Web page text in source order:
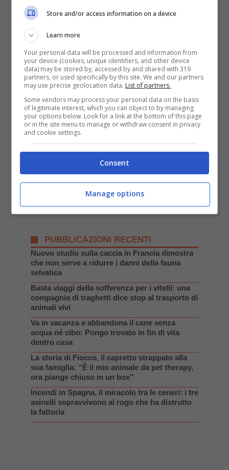
SCOPRI LE RAZZE,
Pagine:1 2 3 4
PUBBLICAZIONI RECENTI
Nuovo studio sulla caccia in Francia dimostra
che non serve a ridurre i danni della fauna
selvatica
Basta viaggi della sofferenza per i vitelli: una
compagnia di traghetti dice stop al trasporto di
animali vivi
Va in vacanza e abbandona il cane senza
acqua né cibo: Pongo trovato in fin di vita
dentro casa
La storia di Fiocco, il capretto strappato alla
sua famiglia: “È il mio animale da pet therapy,
ora piange chiuso in un box”
Incendi in Spagna, il miracolo tra le ceneri: i tre
asinelli sopravvivono al rogo che ha distrutto
la fattoria
Store and/or access information on a device
Learn more
Your personal data will be processed and information from
your device (cookies, unique identifiers, and other device
data) may be stored by, accessed by and shared with 319
partners, or used specifically by this site. We and our partners
may use precise geolocation data. List of partners.
Some vendors may process your personal data on the basis
of legitimate interest, which you can object to by managing
your options below. Look for a link at the bottom of this page
or in the site menu to manage or withdraw consent in privacy
and cookie settings.
Consent
Manage options